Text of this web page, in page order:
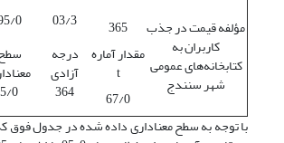
مؤلفه قیمت در جذب
کاربران به
کتابخانه‌های عمومی
شهر سنندج
365
03/3
0
مقدار آماره
t
درجه
آزادی
67/0
364
5/0